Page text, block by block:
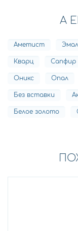
А
Аметист
Кварц Сапфир
Оникс Опал
Без вставки
Белое золото